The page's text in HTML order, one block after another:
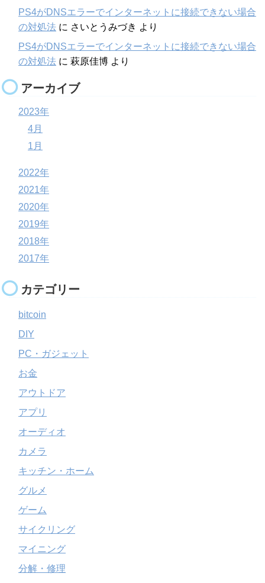
PS4がDNSエラーでインターネットに接続できない場合
の対処法 に さいとうみづき より
PS4がDNSエラーでインターネットに接続できない場合
の対処法 に 萩原佳博 より
アーカイブ
2023年
4月
1月
2022年
2021年
2020年
2019年
2018年
2017年
カテゴリー
bitcoin
DIY
PC・ガジェット
お金
アウトドア
アプリ
オーディオ
カメラ
キッチン・ホーム
グルメ
ゲーム
サイクリング
マイニング
分解・修理